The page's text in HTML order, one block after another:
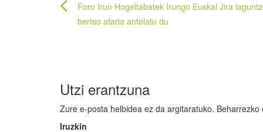
Bidalketetan
zehar
Foro Irun Hogeitabatek Irungo Euskal Jira
bertso afaria antolatu du
Utzi erantzuna
Zure e-posta helbidea ez da argitaratuko.
Iruzkin